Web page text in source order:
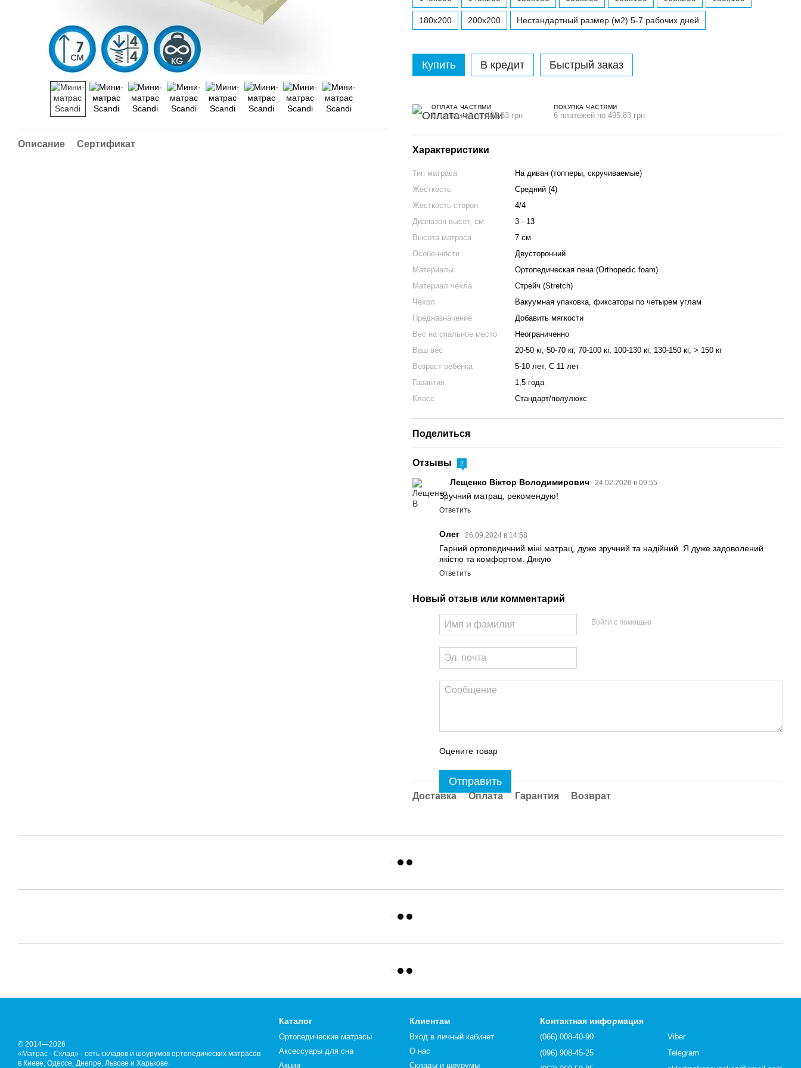
Описание Сертификат
180x200 200x200 Нестандартный размер (м2) 5-7 рабочих дней
Купить В кредит Быстрый заказ
ОПЛАТА ЧАСТЯМИ
6 платежей по 495.83 грн
ПОКУПКА ЧАСТЯМИ
6 платежей по 495.83 грн
Характеристики
Тип матраса
На диван (топперы, скручиваемые)
Жесткость
Средний (4)
Жесткость сторон
4/4
Диапазон высот, см
3 - 13
Высота матраса
7 см
Особенности
Двусторонний
Материалы
Ортопедическая пена (Orthopedic foam)
Материал чехла
Стрейч (Stretch)
Чехол
Вакуумная упаковка, фиксаторы по четырем углам
Предназначение
Добавить мягкости
Вес на спальное место
Неограниченно
Ваш вес
20-50 кг, 50-70 кг, 70-100 кг, 100-130 кг, 130-150 кг, > 150 кг
Возраст ребёнка
5-10 лет, С 11 лет
Гарантия
1,5 года
Класс
Стандарт/полулюкс
Поделиться
Отзывы 2
Лещенко Віктор Володимирович 24.02.2026 в 09:55
Зручний матрац, рекомендую!
Ответить
Олег 26.09.2024 в 14:58
Гарний ортопедичний міні матрац, дуже зручний та надійний. Я дуже задоволений
якістю та комфортом. Дякую
Ответить
Новый отзыв или комментарий
Войти с помощью
Оцените товар
Отправить
Доставка Оплата Гарантия Возврат
© 2014—2026
«Матрас - Склад» - сеть складов и шоурумов ортопедических матрасов
в Киеве, Одессе, Днепре, Львове и Харькове.
Каталог
Ортопедические матрасы
Аксессуары для сна
Акции
Клиентам
Вход в личный кабинет
О нас
Склады и шоурумы
Контактная информация
(066) 008-40-90
(096) 908-45-25
Viber
Telegram